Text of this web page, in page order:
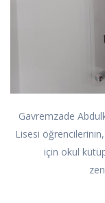
Gavremzade
Lisesi
için okul